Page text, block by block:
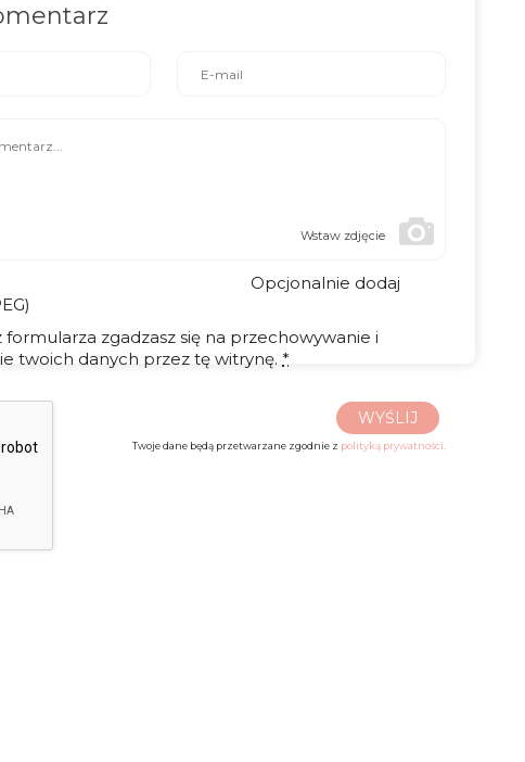
Wstaw zdjęcie
Opcjonalnie dodaj
formularza zgadzasz się na przechowywanie i
twoich danych przez tę witrynę. *
WYŚLIJ
Twoje dane będą przetwarzane zgodnie z polityką prywatności.